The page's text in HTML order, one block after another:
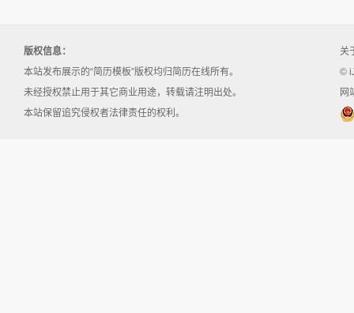
版权信息：
本站发布展示的“简历模板”版权均归简历在线所有。
未经授权禁止用于其它商业用途，转载请注明出处。
本站保留追究侵权者法律责任的权利。
关
©
网